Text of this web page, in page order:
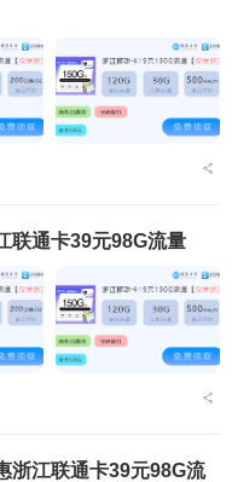
联通卡39元98G流量
浙江联通卡39元98G流